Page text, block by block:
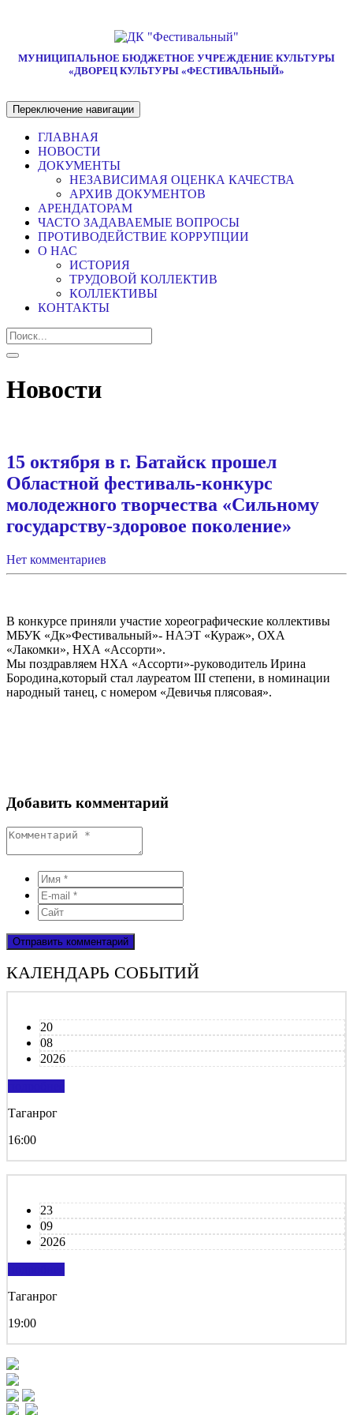
МУНИЦИПАЛЬНОЕ БЮДЖЕТНОЕ УЧРЕЖДЕНИЕ КУЛЬТУРЫ
«ДВОРЕЦ КУЛЬТУРЫ «ФЕСТИВАЛЬНЫЙ»
Переключение навигации
ГЛАВНАЯ
НОВОСТИ
ДОКУМЕНТЫ
НЕЗАВИСИМАЯ ОЦЕНКА КАЧЕСТВА
АРХИВ ДОКУМЕНТОВ
АРЕНДАТОРАМ
ЧАСТО ЗАДАВАЕМЫЕ ВОПРОСЫ
ПРОТИВОДЕЙСТВИЕ КОРРУПЦИИ
О НАС
ИСТОРИЯ
ТРУДОВОЙ КОЛЛЕКТИВ
КОЛЛЕКТИВЫ
КОНТАКТЫ
Новости
15 октября в г. Батайск прошел
Областной фестиваль-конкурс
молодежного творчества «Сильному
государству-здоровое поколение»
Нет комментариев
В конкурсе приняли участие хореографические коллективы
МБУК «Дк»Фестивальный»- НАЭТ «Кураж», ОХА
«Лакомки», НХА «Ассорти».
Мы поздравляем НХА «Ассорти»-руководитель Ирина
Бородина,который стал лауреатом III степени, в номинации
народный танец, с номером «Девичья плясовая».
Добавить комментарий
КАЛЕНДАРЬ СОБЫТИЙ
20
08
2026
Таганрог
16:00
23
09
2026
Таганрог
19:00